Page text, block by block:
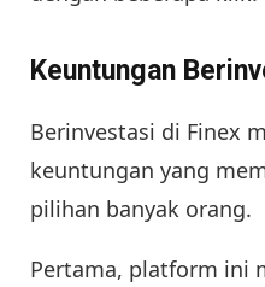
Keuntungan
Berinvestasi di Finex
keuntungan yang
pilihan banyak orang.
Pertama, platform ini